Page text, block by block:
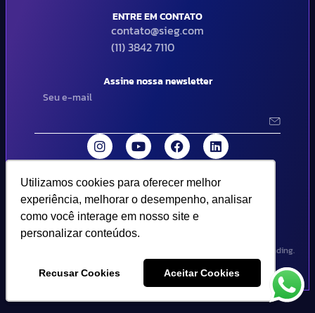
Utilizamos cookies para oferecer melhor
experiência, melhorar o desempenho, analisar
como você interage em nosso site e
personalizar conteúdos.
Recusar Cookies Aceitar Cookies
Utilizamos cookies para oferecer melhor
experiência, melhorar o desempenho, analisar
como você interage em nosso site e
personalizar conteúdos.
Recusar Cookies Aceitar Cookies
ENTRE EM CONTATO
contato@sieg.com
(11) 3842 7110
Assine nossa newsletter
© 2024 SIEG Soluções Fiscais Estratégicas. Todos os direitos
reservados | Termos de uso e política de privacidade..
Design por Empória Branding.